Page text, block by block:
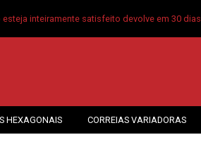
inteiramente satisfeito devolve em 30 dias
HEXAGONAIS CORREIAS VARIADORAS